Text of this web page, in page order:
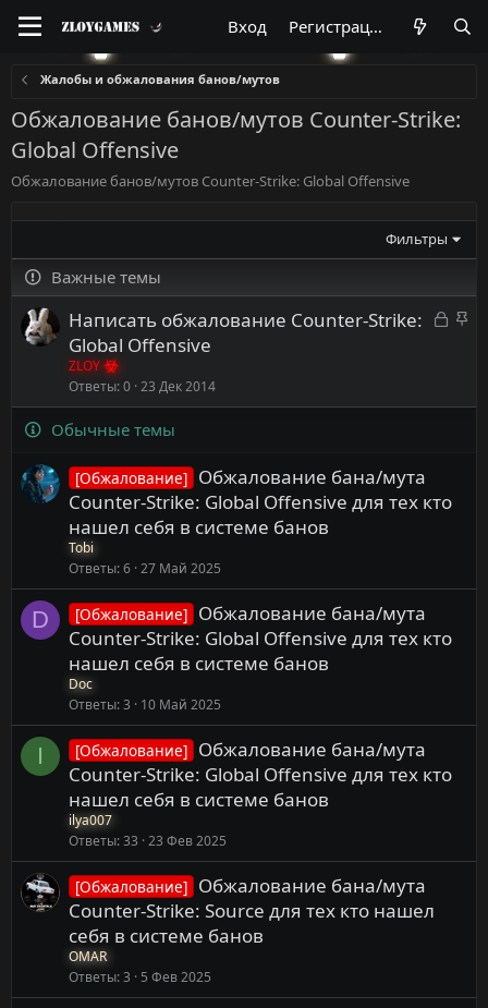
Вход Регистрация
Жалобы и обжалования банов/мутов
Обжалование банов/мутов Counter-Strike:
Global Offensive
Обжалование банов/мутов Counter-Strike: Global Offensive
Фильтры
Важные темы
З
ы
З
е
Написать обжалование Counter-Strike:
Global Offensive
ZLOY
Ответы 0 23 Дек 2014
Обычные темы
[Обжалование] Обжалование бана/мута
Counter-Strike: Global Offensive для тех кто
нашел себя в системе банов
Tobi
Ответы 6 27 Май 2025
D [Обжалование] Обжалование бана/мута
Counter-Strike: Global Offensive для тех кто
нашел себя в системе банов
Doc
Ответы 3 10 Май 2025
I [Обжалование] Обжалование бана/мута
Counter-Strike: Global Offensive для тех кто
нашел себя в системе банов
ilya007
Ответы 33 23 Фев 2025
[Обжалование] Обжалование бана/мута
Counter-Strike: Source для тех кто нашел
себя в системе банов
OMAR
Ответы 3 5 Фев 2025